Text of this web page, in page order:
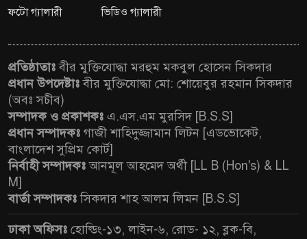
ফটো গ্যালারী ভিডিও গ্যালারী
প্রতিষ্ঠাতাঃবীর মুক্তিযোদ্ধা মরহুম মকবুল হোসেন সিকদার
প্রধান উপদেষ্টাঃবীর মুক্তিযোদ্ধা মো: শোয়েবুর রহমান সিকদার
(অবঃ সচীব)
সম্পাদক ও প্রকাশকঃ এ.এস.এম মুরসিদ [B.S.S]
প্রধান সম্পাদকঃ গাজী শাহিদুজ্জামান লিটন [এডভোকেট,
বাংলাদেশ সুপ্রিম কোর্ট]
নির্বাহী সম্পাদকঃআনমূল আহমেদ অর্থী [LL B (Hon's) & LL
M]
বার্তা সম্পাদকঃসিকদার শাহ আলম লিমন [B.S.S]
ঢাকা অফিসঃ হোল্ডিং-১৩, লাইন-৬, রোড- ১২, ব্লক-বি,